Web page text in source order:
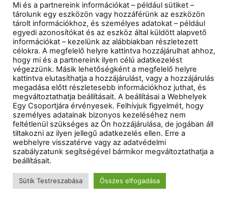
Mi és a partnereink információkat – például sütiket –
tárolunk egy eszközön vagy hozzáférünk az eszközön
tárolt információkhoz, és személyes adatokat – például
egyedi azonosítókat és az eszköz által küldött alapvető
információkat – kezelünk az alábbiakban részletezett
célokra. A megfelelő helyre kattintva hozzájárulhat ahhoz,
hogy mi és a partnereink ilyen célú adatkezelést
végezzünk. Másik lehetőségként a megfelelő helyre
kattintva elutasíthatja a hozzájárulást, vagy a hozzájárulás
megadása előtt részletesebb információkhoz juthat, és
megváltoztathatja beállításait. A beállításai a Webhelyek
Egy Csoportjára érvényesek. Felhívjuk figyelmét, hogy
személyes adatainak bizonyos kezeléséhez nem
feltétlenül szükséges az Ön hozzájárulása, de jogában áll
tiltakozni az ilyen jellegű adatkezelés ellen. Erre a
webhelyre visszatérve vagy az adatvédelmi
szabályzatunk segítségével bármikor megváltoztathatja a
beállításait.
Sütik Testreszabása Összes elfogadása